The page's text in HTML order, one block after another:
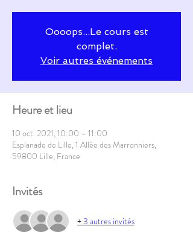
Oooops...Le cours est
complet.
Voir autres événements
Heure et lieu
10 oct. 2021, 10:00 – 11:00
Esplanade de Lille, 1 Allée des Marronniers,
59800 Lille, France
Invités
+ 3 autres invités